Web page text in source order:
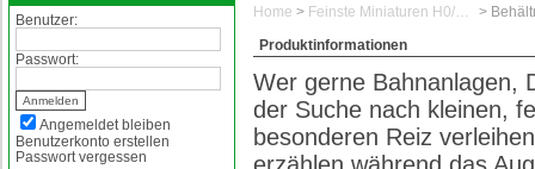
Benutzer:
Passwort:
Angemeldet bleiben
Benutzerkonto erstellen
Passwort vergessen
Home > Feinste Miniaturen H0/1:87 >
Produktinformationen
Wer gerne Bahnanlagen,
der Suche nach kleinen,
besonderen Reiz